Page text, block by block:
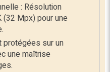
: Résolution
(32 Mpx) pour une
sur un
une maîtrise